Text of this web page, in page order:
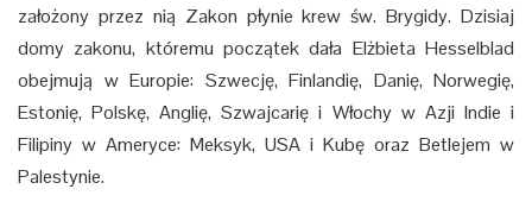
założony przez nią Zakon płynie krew św. Brygidy. Dzisiaj
domy zakonu, któremu początek dała Elżbieta Hesselblad
obejmują w Europie: Szwecję, Finlandię, Danię, Norwegię,
Estonię, Polskę, Anglię, Szwajcarię i Włochy w Azji Indie i
Filipiny w Ameryce: Meksyk, USA i Kubę oraz Betlejem w
Palestynie.